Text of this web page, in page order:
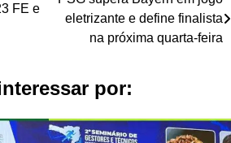
FE e
eletrizante e define finalista
na próxima quarta-feira
por: